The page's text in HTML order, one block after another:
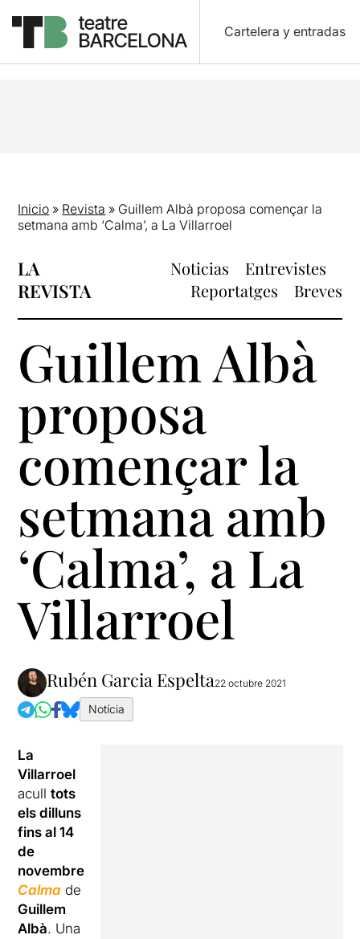
Cartelera y entradas
Inicio » Revista » Guillem Albà proposa començar la
setmana amb ‘Calma’, a La Villarroel
LA
REVISTA
Noticias
Entrevistes
Reportatges
Breves
Guillem Albà
proposa
començar la
setmana amb
‘Calma’, a La
Villarroel
Rubén Garcia Espelta22 octubre 2021
Notícia
La
Villarroel
aculltots
els dilluns
fins al 14
de
novembre
Calma de
Guillem
Albà. Una